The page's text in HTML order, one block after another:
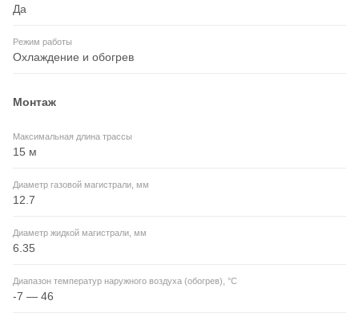
Да
Режим работы
Охлаждение и обогрев
Монтаж
Максимальная длина трассы
15 м
Диаметр газовой магистрали, мм
12.7
Диаметр жидкой магистрали, мм
6.35
Диапазон температур наружного воздуха (обогрев), °C
-7 — 46